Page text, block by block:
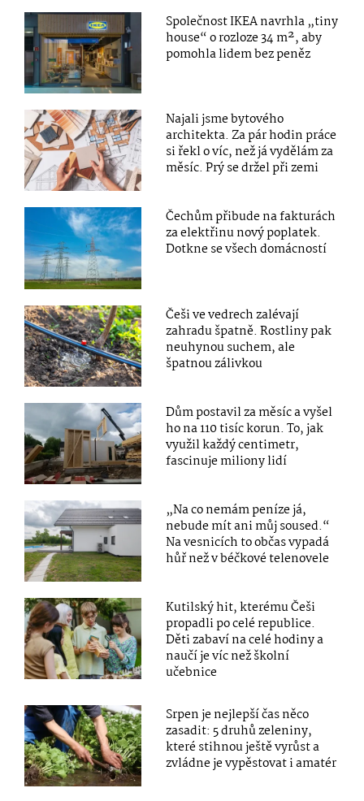
Společnost IKEA navrhla „tiny
house“ o rozloze 34 m², aby
pomohla lidem bez peněz
Najali jsme bytového
architekta. Za pár hodin práce
si řekl o víc, než já vydělám za
měsíc. Prý se držel při zemi
Čechům přibude na fakturách
za elektřinu nový poplatek.
Dotkne se všech domácností
Češi ve vedrech zalévají
zahradu špatně. Rostliny pak
neuhynou suchem, ale
špatnou zálivkou
Dům postavil za měsíc a vyšel
ho na 110 tisíc korun. To, jak
využil každý centimetr,
fascinuje miliony lidí
„Na co nemám peníze já,
nebude mít ani můj soused.“
Na vesnicích to občas vypadá
hůř než v béčkové telenovele
Kutilský hit, kterému Češi
propadli po celé republice.
Děti zabaví na celé hodiny a
naučí je víc než školní
učebnice
Srpen je nejlepší čas něco
zasadit: 5 druhů zeleniny,
které stihnou ještě vyrůst a
zvládne je vypěstovat i amatér